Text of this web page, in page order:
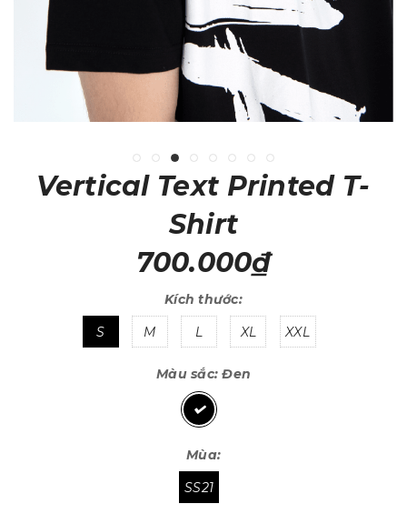
Vertical Text Printed T-
Shirt
700.000₫
Kích thước:
S
M L XL XXL
Màu sắc:Đen
Mùa:
SS21